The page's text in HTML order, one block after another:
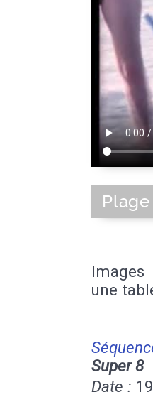
une
Super 8
Date :